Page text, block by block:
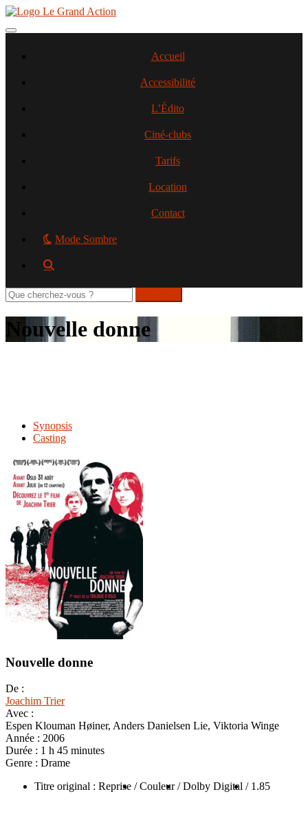
Aller
contenu
Toggle navigation
Accueil
Accessibilité
L’Édito
Ciné-clubs
Tarifs
Location
Contact
Mode Sombre
Rechercher
sur
le
site
Nouvelle donne
Synopsis
Casting
Nouvelle donne
De :
Joachim Trier
Avec :
Espen Klouman Høiner, Anders Danielsen Lie, Viktoria Winge
Année : 2006
Durée : 1 h 45 minutes
Genre : Drame
Titre original : Reprise / Couleur / Dolby Digital / 1.85